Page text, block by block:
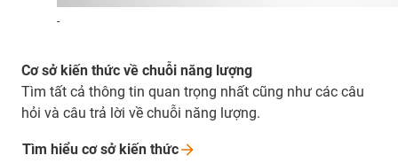
-
Cơ sở kiến thức về chuỗi năng lượng
Tìm tất cả thông tin quan trọng nhất cũng như các câu
hỏi và câu trả lời về chuỗi năng lượng.
Tìm hiểu cơ sở kiến thức